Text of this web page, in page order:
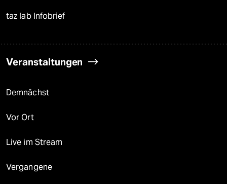
taz lab Infobrief
Veranstaltungen
Demnächst
Vor Ort
Live im Stream
Vergangene